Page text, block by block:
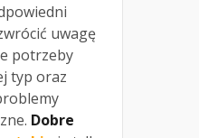
uwagę
potrzeby
typ oraz
Dobre